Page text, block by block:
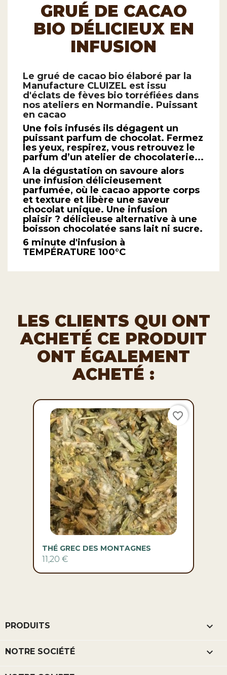
GRUÉ DE CACAO
BIO DÉLICIEUX EN
INFUSION
Le grué de cacao bio élaboré par la
Manufacture CLUIZEL est issu
d'éclats de fèves bio torréfiées dans
nos ateliers en Normandie. Puissant
en cacao
Une fois infusés ils dégagent un
puissant parfum de chocolat. Fermez
les yeux, respirez, vous retrouvez le
parfum d’un atelier de chocolaterie...
A la dégustation on savoure alors
une infusion délicieusement
parfumée, où le cacao apporte corps
et texture et libère une saveur
chocolat unique. Une infusion
plaisir ? délicieuse alternative à une
boisson chocolatée sans lait ni sucre.
6 minute d'infusion à
TEMPÉRATURE 100°C
LES CLIENTS QUI ONT
ACHETÉ CE PRODUIT
ONT ÉGALEMENT
ACHETÉ :
THÉ GREC DES MONTAGNES
11,20 €
favorite_border
PRODUITS 
NOTRE SOCIÉTÉ 